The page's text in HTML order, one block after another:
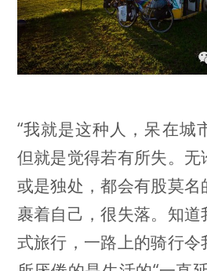
“我就是这种人，呆在城
但就是觉得若有所失。无
或是独处，都会有股莫
裹着自己，很失落。知
式旅行，一路上的骑行令